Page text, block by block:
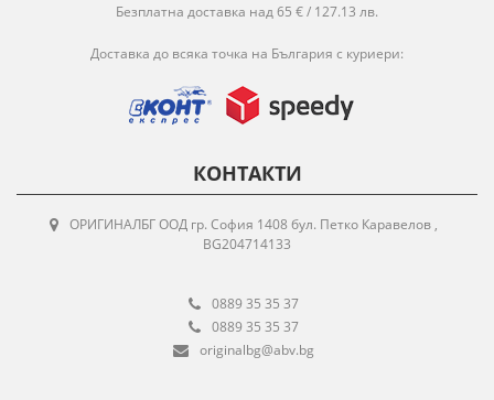
Безплатна доставка над 65 € / 127.13 лв.
Доставка до всяка точка на България с куриери:
КОНТАКТИ
ОРИГИНАЛБГ ООД гр. София 1408 бул. Петко Каравелов ,
BG204714133
0889 35 35 37
0889 35 35 37
originalbg@abv.bg